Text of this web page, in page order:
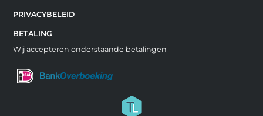
PRIVACYBELEID
BETALING
Wij accepteren onderstaande betalingen